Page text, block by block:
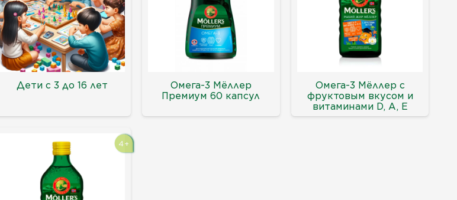
Дети с 3 до 16 лет
Омега-3 Мёллер
Премиум 60 капсул
Омега-3 Мёллер с
фруктовым вкусом и
витаминами D, А, Е
4+